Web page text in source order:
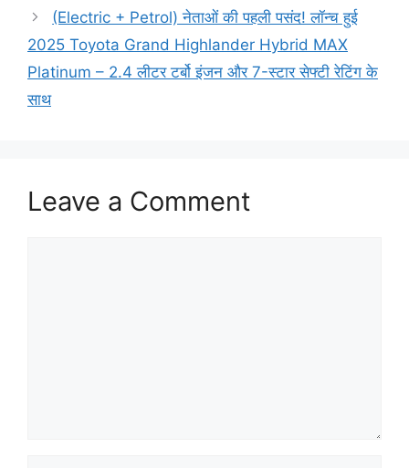
(Electric + Petrol) नेताओं की पहली पसंद! लॉन्च हुई
2025 Toyota Grand Highlander Hybrid MAX
Platinum – 2.4 लीटर टर्बो इंजन और 7-स्टार सेफ्टी रेटिंग के
साथ
Leave a Comment